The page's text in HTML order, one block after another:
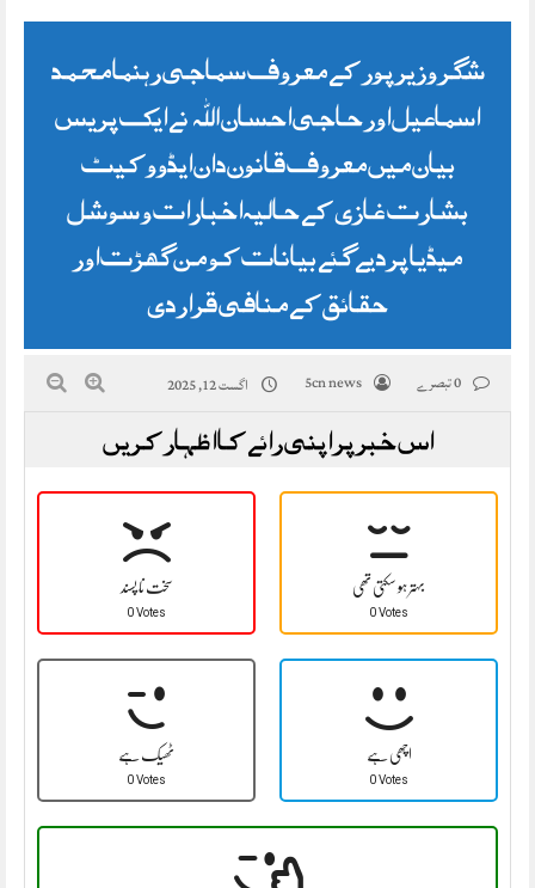
شگر وزیر پور کے معروف سماجی رہنما محمد
اسماعیل اور حاجی احسان اللہ نے ایک پریس
بیان میں معروف قانون دان ایڈووکیٹ
بشارت غازی کے حالیہ اخبارات و سوشل
میڈیا پر دیے گئے بیانات کو من گھڑت اور
حقائق کے منافی قرار دی
5cn news اگست 12, 2025
اس خبر پر اپنی رائے کا اظہار کریں
سخت نا پسند
0 Votes
بہتر ہو سکتی تھی
0 Votes
ٹھیک ہے
0 Votes
اچھی ہے
0 Votes